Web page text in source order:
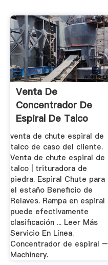
Venta De
Concentrador De
Espiral De Talco
venta de chute espiral de
talco de caso del cliente.
Venta de chute espiral de
talco | trituradora de
piedra. Espiral Chute para
el estaño Beneficio de
Relaves. Rampa en espiral
puede efectivamente
clasificación ... Leer Más
Servicio En Línea.
Concentrador de espiral –
Machinery.